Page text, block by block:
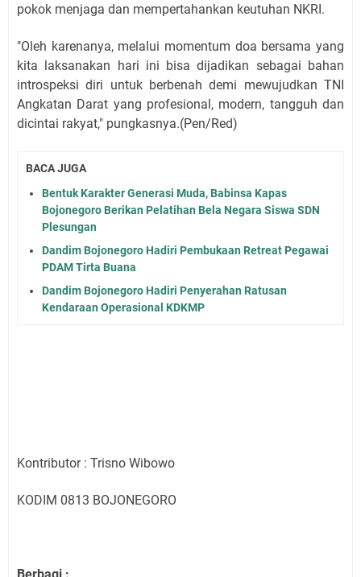
pokok menjaga dan mempertahankan keutuhan NKRI.
"Oleh karenanya, melalui momentum doa bersama yang
kita laksanakan hari ini bisa dijadikan sebagai bahan
introspeksi diri untuk berbenah demi mewujudkan TNI
Angkatan Darat yang profesional, modern, tangguh dan
dicintai rakyat," pungkasnya.(Pen/Red)
BACA JUGA
Bentuk Karakter Generasi Muda, Babinsa Kapas
Bojonegoro Berikan Pelatihan Bela Negara Siswa SDN
Plesungan
Dandim Bojonegoro Hadiri Pembukaan Retreat Pegawai
PDAM Tirta Buana
Dandim Bojonegoro Hadiri Penyerahan Ratusan
Kendaraan Operasional KDKMP
Kontributor : Trisno Wibowo
KODIM 0813 BOJONEGORO
Berbagi :